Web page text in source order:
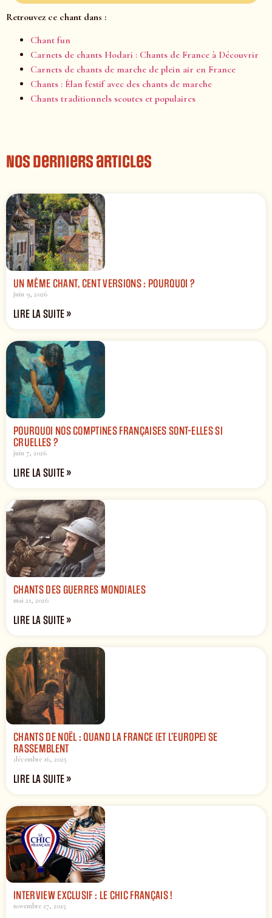
Retrouvez ce chant dans :
Chant fun
Carnets de chants Hodari : Chants de France à Découvrir
Carnets de chants de marche de plein air en France
Chants : Élan festif avec des chants de marche
Chants traditionnels scoutes et populaires
Nos derniers articles
UN MÊME CHANT, CENT VERSIONS : POURQUOI ?
juin 9, 2026
LIRE LA SUITE »
POURQUOI NOS COMPTINES FRANÇAISES SONT-ELLES SI
CRUELLES ?
juin 7, 2026
LIRE LA SUITE »
CHANTS DES GUERRES MONDIALES
mai 21, 2026
LIRE LA SUITE »
CHANTS DE NOËL : QUAND LA FRANCE (ET L’EUROPE) SE
RASSEMBLENT
décembre 16, 2025
LIRE LA SUITE »
INTERVIEW EXCLUSIF : LE CHIC FRANÇAIS !
novembre 27, 2025